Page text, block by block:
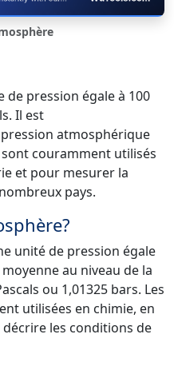
pression égale à 100
Il est
atmosphérique
sont couramment utilisés
et pour mesurer la
pays.
unité de pression égale
au niveau de la
ou 1,01325 bars. Les
utilisées en chimie, en
les conditions de